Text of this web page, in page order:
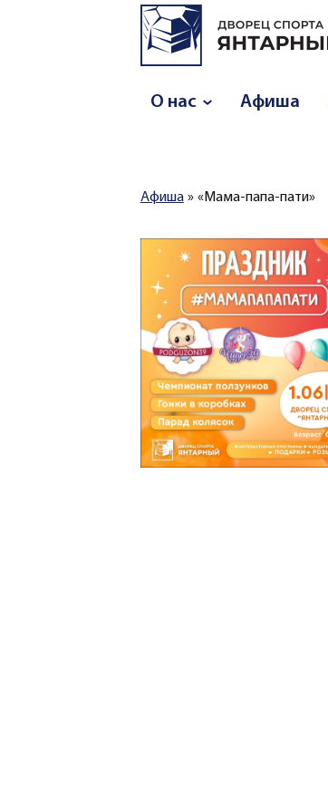
Перейти к основному содержанию
О нас Афиша
Вы здесь
Афиша» «Мама-папа-пати»